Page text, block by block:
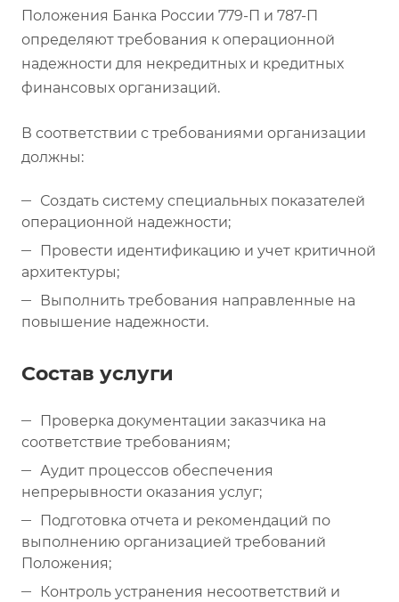
Положения Банка России 779-П и 787-П
определяют требования к операционной
надежности для некредитных и кредитных
финансовых организаций.
В соответствии с требованиями организации
должны:
Создать систему специальных показателей
операционной надежности;
Провести идентификацию и учет критичной
архитектуры;
Выполнить требования направленные на
повышение надежности.
Состав услуги
Проверка документации заказчика на
соответствие требованиям;
Аудит процессов обеспечения
непрерывности оказания услуг;
Подготовка отчета и рекомендаций по
выполнению организацией требований
Положения;
Контроль устранения несоответствий и